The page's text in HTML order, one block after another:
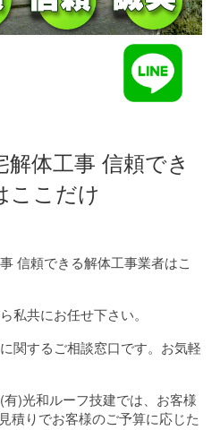
体工事 信頼でき
ここだけ
信頼できる解体工事業者はこ
私共にお任せ下さい。
関するご相談窓口です。お気軽
)光和ルーフ技建では、お客様
積りでお客様のご予算に応じた